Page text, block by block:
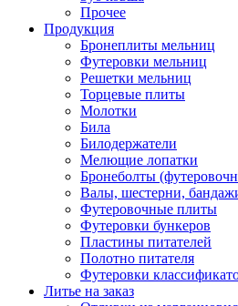
Прочее
Продукция
Бронеплиты мельниц
Футеровки мельниц
Решетки мельниц
Торцевые плиты
Молотки
Била
Билодержатели
Мелющие лопатки
Бронеболты
Валы, шестерни,
Футеровочные плиты
Футеровки бункеров
Пластины питателей
Полотно питателя
Футеровки
Литье на заказ